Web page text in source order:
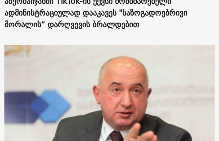
ადმინისტრაციულად დააკავეს "საზოგადოებრივი
მორალის“ დარღვევის ბრალდებით